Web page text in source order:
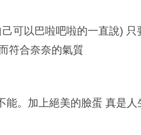
可以巴啦吧啦的一直說) 只
符合奈奈的氣質
能。加上絕美的臉蛋 真是人